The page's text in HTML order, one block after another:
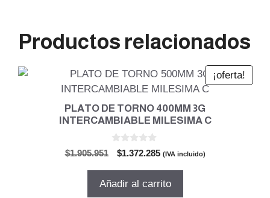
Productos relacionados
¡oferta!
PLATO DE TORNO 400MM 3G
INTERCAMBIABLE MILESIMA C
$1.905.951
El
original
$1.372.285El
actual
(IVA incluido)
Añadir al carrito